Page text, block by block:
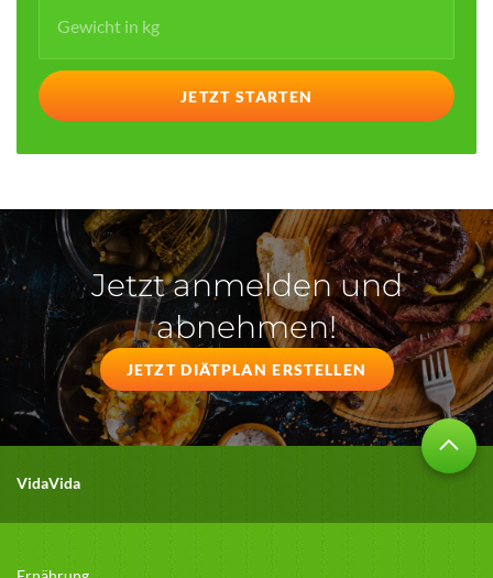
Jetzt anmelden und
abnehmen!
JETZT DIÄTPLAN ERSTELLEN
VidaVida